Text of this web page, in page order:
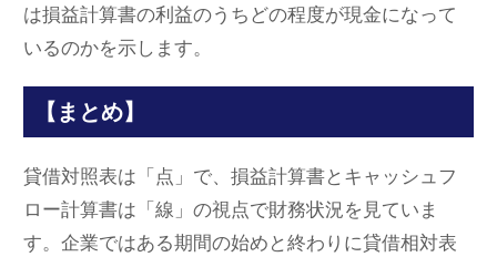
は損益計算書の利益のうちどの程度が現金になって
いるのかを示します。
【まとめ】
貸借対照表は「点」で、損益計算書とキャッシュフ
ロー計算書は「線」の視点で財務状況を見ていま
す。企業ではある期間の始めと終わりに貸借相対表